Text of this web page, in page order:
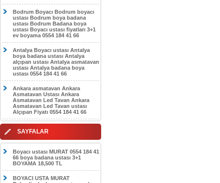
Bodrum Boyacı Bodrum boyacı
ustası Bodrum boya badana
ustası Bodrum Badana boya
ustası Boyacı ustası fiyatları 3+1
ev boyama 0554 184 41 66
Antalya Boyacı ustası Antalya
boya badana ustası Antalya
alçıpan ustası Antalya asmatavan
ustası Antalya badana boya
ustası 0554 184 41 66
Ankara asmatavan Ankara
Asmatavan Ustası Ankara
Asmatavan Led Tavan Ankara
Asmatavan Led Tavan ustası
Alçıpan Fiyatı 0554 184 41 66
SAYFALAR
Boyacı ustası MURAT 0554 184 41
66 boya badana ustası 3+1
BOYAMA 18,500 TL
BOYACI USTA MURAT